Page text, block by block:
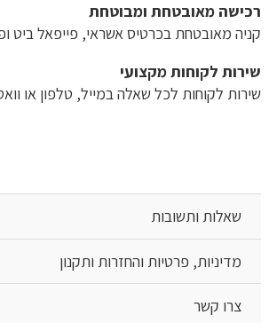
רכישה​ ​מאובטחת ומבוטחת
קניה מאובטחת בכרטיס אשראי, פייפאל ביט
שירות לקוחות מקצועי
שירות לקוחות לכל שאלה במייל, טלפון או
שאלות ותשובות
מדיניות, פרטיות והחזרות ותקנון
צרו קשר